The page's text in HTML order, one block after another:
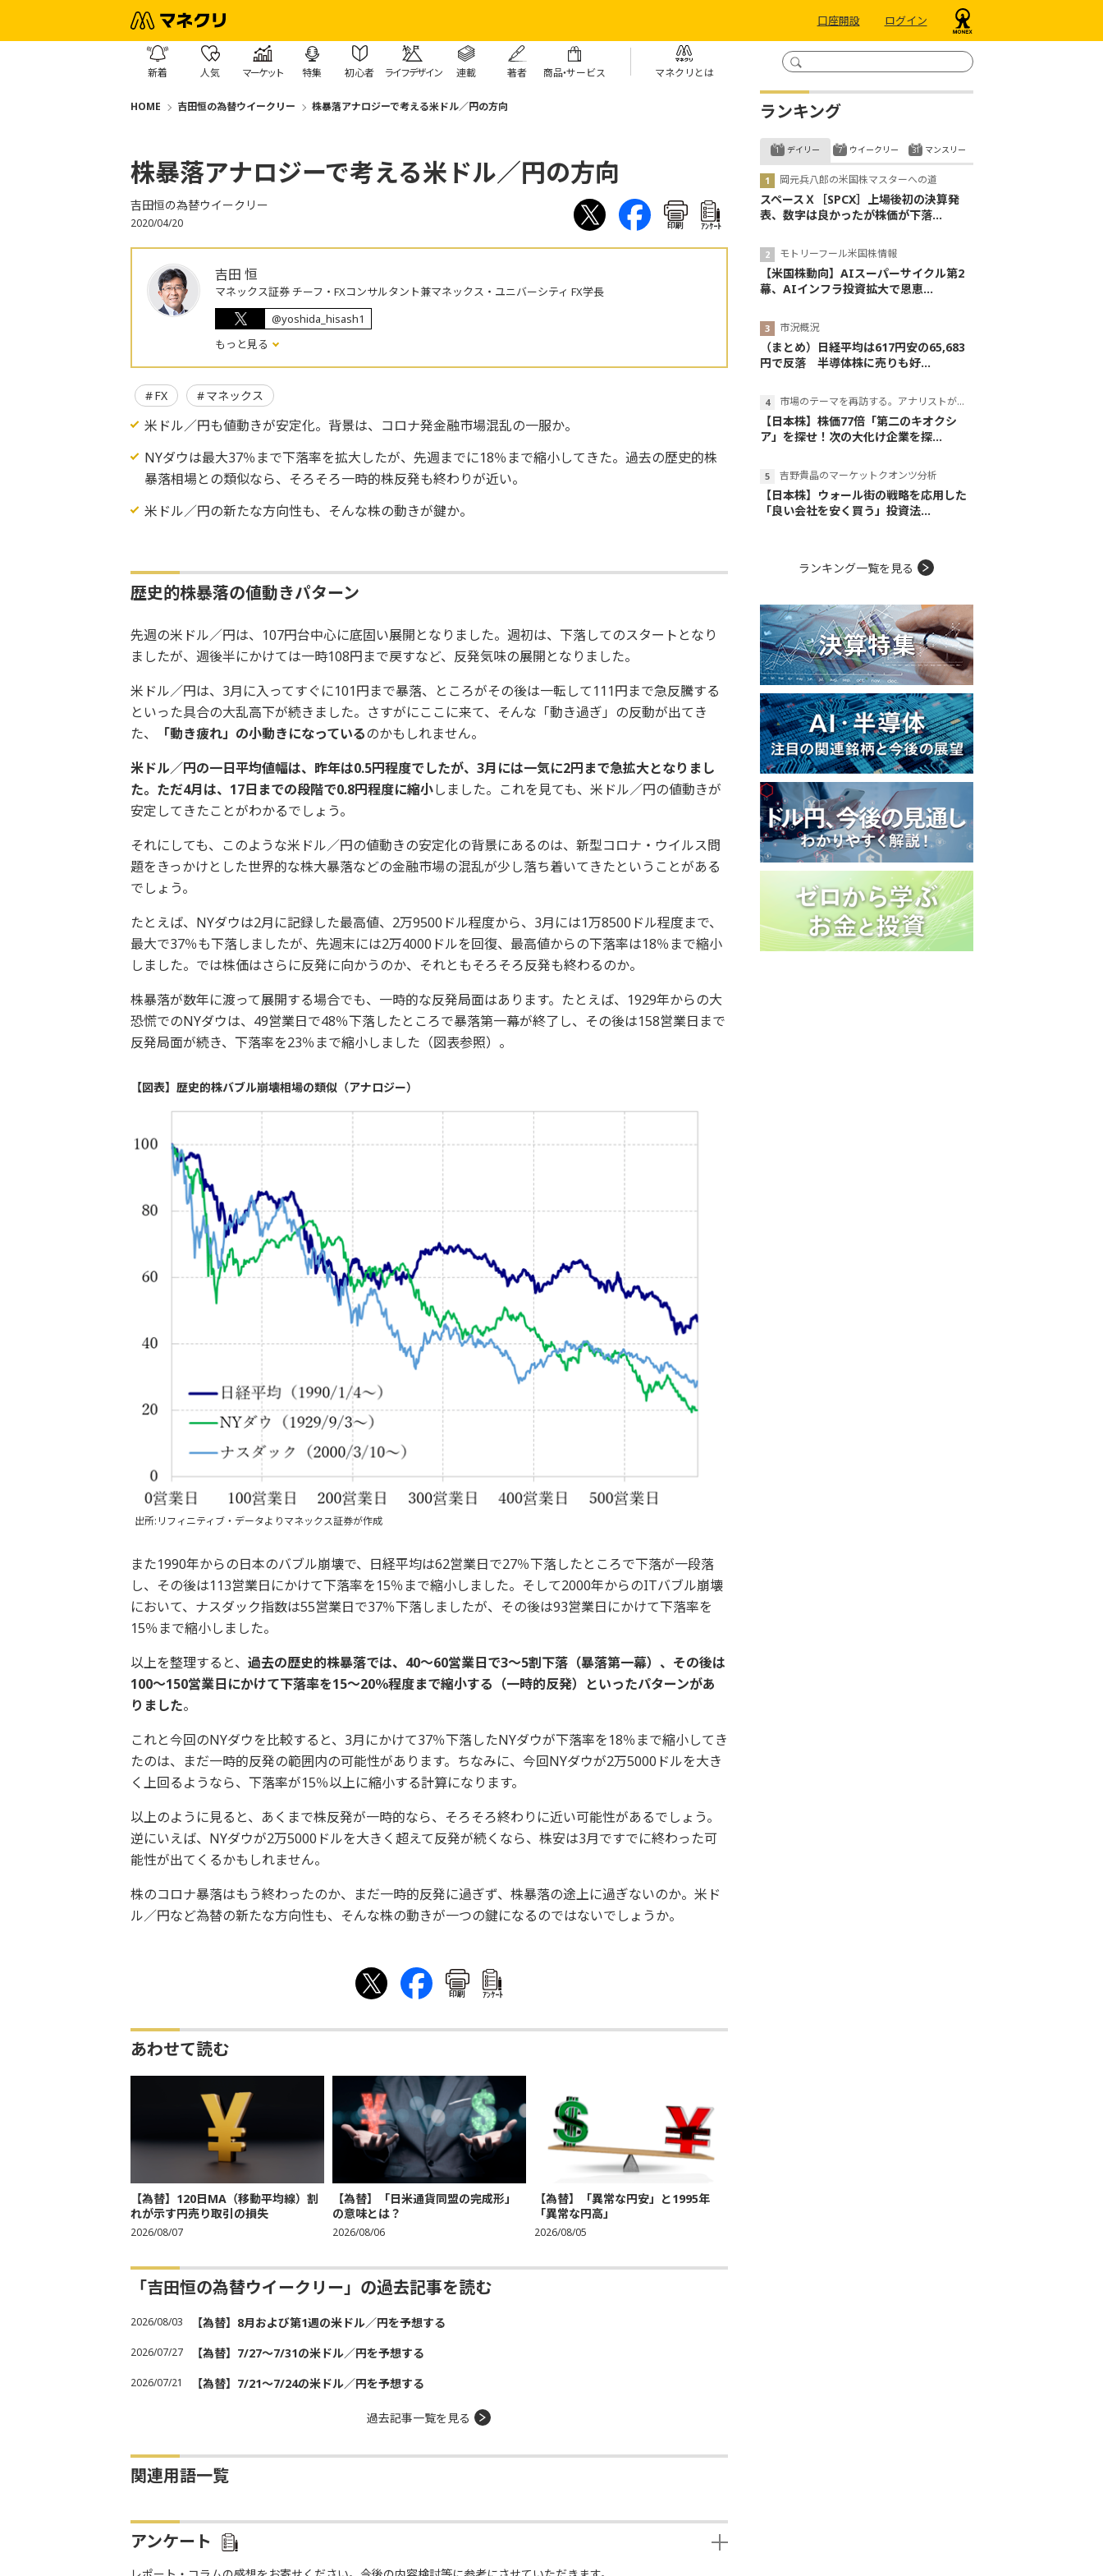
口座開設 ログイン
新着 人気 マーケット 特集 初心者 ライフデザイン 連載 著者 商品・サービス マネクリとは
HOME 吉田恒の為替ウイークリー 株暴落アナロジーで考える米ドル／円の方向
株暴落アナロジーで考える米ドル／円の方向
吉田恒の為替ウイークリー
2020/04/20 印刷 ｱﾝｹｰﾄ
吉田 恒
マネックス証券 チーフ・FXコンサルタント兼マネックス・ユニバーシティ FX学長
@yoshida_hisash1
もっと見る
FX マネックス
米ドル／円も値動きが安定化。背景は、コロナ発金融市場混乱の一服か。
NYダウは最大37％まで下落率を拡大したが、先週までに18％まで縮小してきた。過去の歴史的株
暴落相場との類似なら、そろそろ一時的株反発も終わりが近い。
米ドル／円の新たな方向性も、そんな株の動きが鍵か。
歴史的株暴落の値動きパターン
先週の米ドル／円は、107円台中心に底固い展開となりました。週初は、下落してのスタートとなり
ましたが、週後半にかけては一時108円まで戻すなど、反発気味の展開となりました。
米ドル／円は、3月に入ってすぐに101円まで暴落、ところがその後は一転して111円まで急反騰する
といった具合の大乱高下が続きました。さすがにここに来て、そんな「動き過ぎ」の反動が出てき
た、
「動き疲れ」の小動きになっているのかもしれません。
米ドル／円の一日平均値幅は、昨年は0.5円程度でしたが、3月には一気に2円まで急拡大となりまし
た。ただ4月は、17日までの段階で0.8円程度に縮小しました。これを見ても、米ドル／円の値動きが
安定してきたことがわかるでしょう。
それにしても、このような米ドル／円の値動きの安定化の背景にあるのは、新型コロナ・ウイルス問
題をきっかけとした世界的な株大暴落などの金融市場の混乱が少し落ち着いてきたということがある
でしょう。
たとえば、NYダウは2月に記録した最高値、2万9500ドル程度から、3月には1万8500ドル程度まで、
最大で37％も下落しましたが、先週末には2万4000ドルを回復、最高値からの下落率は18％まで縮小
しました。では株価はさらに反発に向かうのか、それともそろそろ反発も終わるのか。
株暴落が数年に渡って展開する場合でも、一時的な反発局面はあります。たとえば、1929年からの大
恐慌でのNYダウは、49営業日で48％下落したところで暴落第一幕が終了し、その後は158営業日まで
反発局面が続き、下落率を23％まで縮小しました（図表参照）。
【図表】歴史的株バブル崩壊相場の類似（アナロジー）
出所:リフィニティブ・データよりマネックス証券が作成
また1990年からの日本のバブル崩壊で、日経平均は62営業日で27％下落したところで下落が一段落
し、その後は113営業日にかけて下落率を15％まで縮小しました。そして2000年からのITバブル崩壊
において、ナスダック指数は55営業日で37％下落しましたが、その後は93営業日にかけて下落率を
15％まで縮小しました。
以上を整理すると、 過去の歴史的株暴落では、40～60営業日で3～5割下落（暴落第一幕）、その後は
100～150営業日にかけて下落率を15～20％程度まで縮小する（一時的反発）といったパターンがあ
りました。
これと今回のNYダウを比較すると、3月にかけて37％下落したNYダウが下落率を18％まで縮小してき
たのは、まだ一時的反発の範囲内の可能性があります。ちなみに、今回NYダウが2万5000ドルを大き
く上回るようなら、下落率が15％以上に縮小する計算になります。
以上のように見ると、あくまで株反発が一時的なら、そろそろ終わりに近い可能性があるでしょう。
逆にいえば、NYダウが2万5000ドルを大きく超えて反発が続くなら、株安は3月ですでに終わった可
能性が出てくるかもしれません。
株のコロナ暴落はもう終わったのか、まだ一時的反発に過ぎず、株暴落の途上に過ぎないのか。米ド
ル／円など為替の新たな方向性も、そんな株の動きが一つの鍵になるのではないでしょうか。
印刷 ｱﾝｹｰﾄ
あわせて読む
【為替】120日MA（移動平均線）割
れが示す円売り取引の損失
2026/08/07
【為替】「日米通貨同盟の完成形」
の意味とは？
2026/08/06
【為替】「異常な円安」と1995年
「異常な円高」
2026/08/05
「吉田恒の為替ウイークリー」の過去記事を読む
2026/08/03 【為替】8月および第1週の米ドル／円を予想する
2026/07/27 【為替】7/27～7/31の米ドル／円を予想する
2026/07/21 【為替】7/21～7/24の米ドル／円を予想する
過去記事一覧を見る
関連用語一覧
アンケート
ランキング
デイリー
岡元兵八郎の米国株マスターへの道
スペースＸ［SPCX］上場後初の決算発
表、数字は良かったが株価が下落...
モトリーフール米国株情報
【米国株動向】AIスーパーサイクル第2
幕、AIインフラ投資拡大で恩恵...
市況概況
（まとめ）日経平均は617円安の65,683
円で反落 半導体株に売りも好...
市場のテーマを再訪する。アナリストが読み解くテーマの本質
【日本株】株価77倍「第二のキオクシ
ア」を探せ！次の大化け企業を探...
吉野貴晶のマーケットクオンツ分析
【日本株】ウォール街の戦略を応用した
「良い会社を安く買う」投資法...
ウイークリー マンスリー
ランキング一覧を見る